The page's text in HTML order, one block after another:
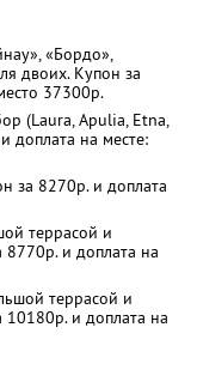
«Бордо»,
двоих. Купон за
37300р.
(Laura, Apulia, Etnа,
доплата на месте:
за 8270р. и доплата
террасой и
и доплата на
террасой и
и доплата на